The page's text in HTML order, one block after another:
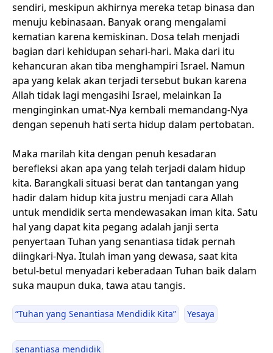
sendiri, meskipun akhirnya mereka tetap binasa dan
menuju kebinasaan. Banyak orang mengalami
kematian karena kemiskinan. Dosa telah menjadi
bagian dari kehidupan sehari-hari. Maka dari itu
kehancuran akan tiba menghampiri Israel. Namun
apa yang kelak akan terjadi tersebut bukan karena
Allah tidak lagi mengasihi Israel, melainkan Ia
menginginkan umat-Nya kembali memandang-Nya
dengan sepenuh hati serta hidup dalam pertobatan.
Maka marilah kita dengan penuh kesadaran
berefleksi akan apa yang telah terjadi dalam hidup
kita. Barangkali situasi berat dan tantangan yang
hadir dalam hidup kita justru menjadi cara Allah
untuk mendidik serta mendewasakan iman kita. Satu
hal yang dapat kita pegang adalah janji serta
penyertaan Tuhan yang senantiasa tidak pernah
diingkari-Nya. Itulah iman yang dewasa, saat kita
betul-betul menyadari keberadaan Tuhan baik dalam
suka maupun duka, tawa atau tangis.
“Tuhan yang Senantiasa Mendidik Kita” Yesaya
senantiasa mendidik